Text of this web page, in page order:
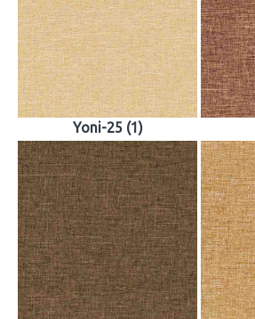
Yoni-25 (1)